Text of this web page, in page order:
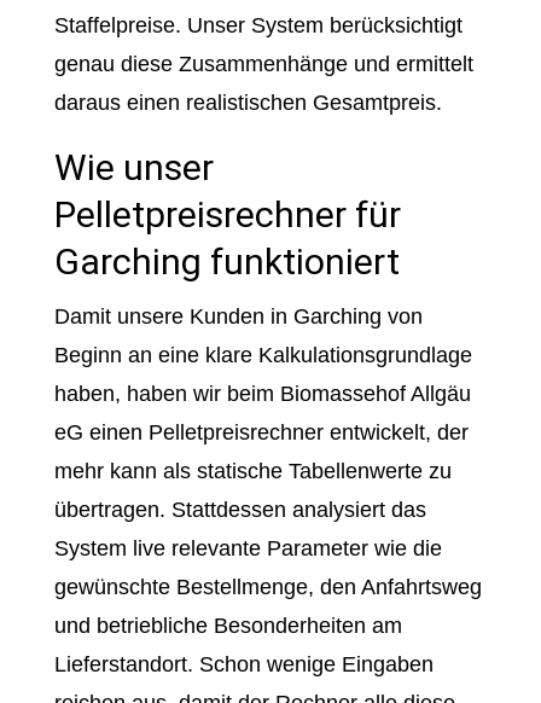
Staffelpreise. Unser System berücksichtigt
genau diese Zusammenhänge und ermittelt
daraus einen realistischen Gesamtpreis.
Wie unser
Pelletpreisrechner für
Garching funktioniert
Damit unsere Kunden in Garching von
Beginn an eine klare Kalkulationsgrundlage
haben, haben wir beim Biomassehof Allgäu
eG einen Pelletpreisrechner entwickelt, der
mehr kann als statische Tabellenwerte zu
übertragen. Stattdessen analysiert das
System live relevante Parameter wie die
gewünschte Bestellmenge, den Anfahrtsweg
und betriebliche Besonderheiten am
Lieferstandort. Schon wenige Eingaben